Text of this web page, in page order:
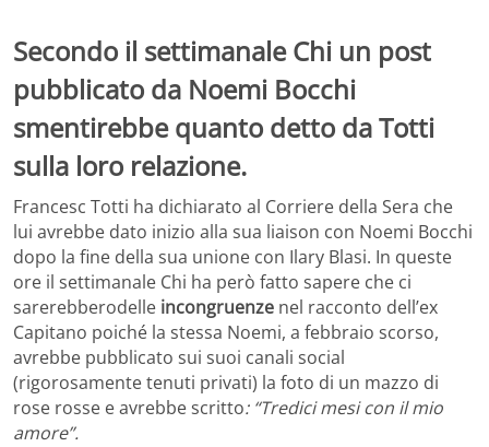
Secondo il settimanale Chi un post
pubblicato da Noemi Bocchi
smentirebbe quanto detto da Totti
sulla loro relazione.
Francesc Totti ha dichiarato al Corriere della Sera che
lui avrebbe dato inizio alla sua liaison con Noemi Bocchi
dopo la fine della sua unione con Ilary Blasi. In queste
ore il settimanale Chi ha però fatto sapere che ci
sarerebberodelle incongruenze nel racconto dell’ex
Capitano poiché la stessa Noemi, a febbraio scorso,
avrebbe pubblicato sui suoi canali social
(rigorosamente tenuti privati) la foto di un mazzo di
rose rosse e avrebbe scritto: “Tredici mesi con il mio
amore”.